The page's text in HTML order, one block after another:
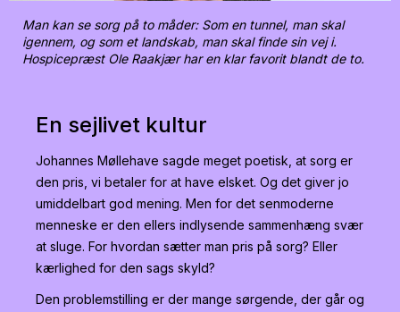
Man kan se sorg på to måder: Som en tunnel, man skal
igennem, og som et landskab, man skal finde sin vej i.
Hospicepræst Ole Raakjær har en klar favorit blandt de to.
En sejlivet kultur
Johannes Møllehave sagde meget poetisk, at sorg er
den pris, vi betaler for at have elsket. Og det giver jo
umiddelbart god mening. Men for det senmoderne
menneske er den ellers indlysende sammenhæng svær
at sluge. For hvordan sætter man pris på sorg? Eller
kærlighed for den sags skyld?
Den problemstilling er der mange sørgende, der går og